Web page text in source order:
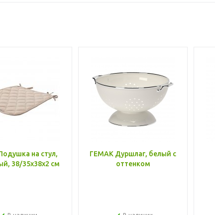
на стул,
38/35x38x2 см
ГЕМАК Дуршлаг, белый с
оттенком